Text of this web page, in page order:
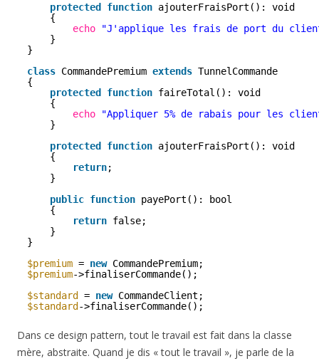
protected
function ajouterFraisPort(): void
{
echo
"J'applique les frais de port du
}
}
class CommandePremium extends TunnelCommande
{
protected
function faireTotal(): void
{
echo
"Appliquer 5% de rabais pour les
}
protected
function ajouterFraisPort(): void
{
return;
}
public function payePort(): bool
{
return false;
}
}
$premium = new CommandePremium;
$premium->finaliserCommande();
$standard
= new CommandeClient;
$standard ->finaliserCommande();
Dans ce design pattern, tout le travail est fait dans la classe
mère, abstraite. Quand je dis « tout le travail », je parle de la